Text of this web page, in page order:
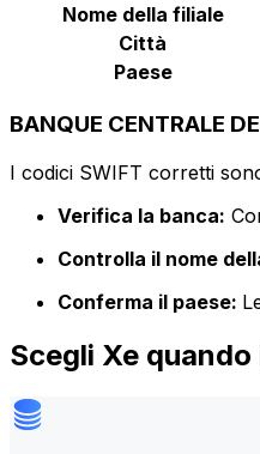
Nome della filiale
Città
Paese
BANQUE CENTRALE
I codici SWIFT corretti
Verifica la banca:
Controlla il nome
Conferma il paese:
Scegli Xe quando